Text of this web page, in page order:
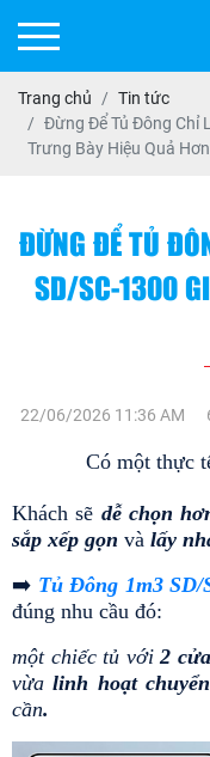
Trang chủ
Tin tức
Đừng Để Tủ Đông Chỉ
Trưng Bày Hiệu Quả Hơn
ĐỪNG ĐỂ TỦ
SD/SC-1300
22/06/2026 11:36 AM
Có một thực
Khách sẽ dễ chọn
sắp xếp gọn và lấy
➡️ Tủ Đông 1m3 SD/
đúng nhu cầu đó:
một chiếc tủ với 2
vừa linh hoạt
cần.